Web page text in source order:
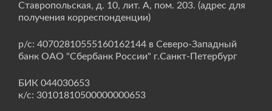
Ставропольская, д. 10, лит. А, пом. 203. (адрес для
получения корреспонденции)
р/с: 40702810555160162144 в Северо-Западный
банк ОАО "Сбербанк России" г.Санкт-Петербург
БИК 044030653
к/с: 30101810500000000653